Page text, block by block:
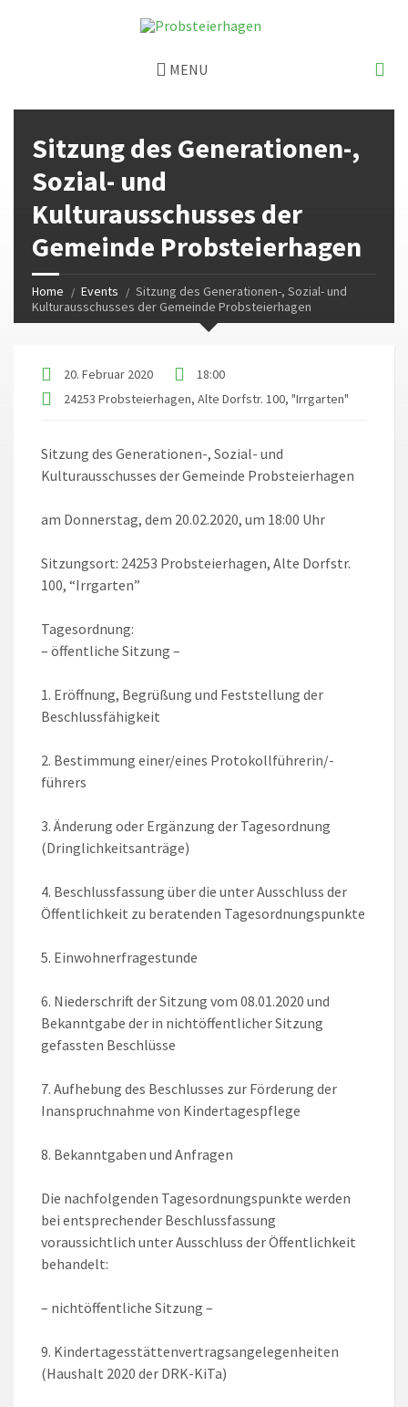
MENU
Sitzung des Generationen-,
Sozial- und
Kulturausschusses der
Gemeinde Probsteierhagen
Home Events
Sitzung des Generationen-, Sozial- und
Kulturausschusses der Gemeinde Probsteierhagen
20. Februar 2020
18:00
24253 Probsteierhagen, Alte Dorfstr. 100, "Irrgarten"
Sitzung des Generationen-, Sozial- und
Kulturausschusses der Gemeinde Probsteierhagen
am Donnerstag, dem 20.02.2020, um 18:00 Uhr
Sitzungsort: 24253 Probsteierhagen, Alte Dorfstr.
100, “Irrgarten”
Tagesordnung:
– öffentliche Sitzung –
1. Eröffnung, Begrüßung und Feststellung der
Beschlussfähigkeit
2. Bestimmung einer/eines Protokollführerin/-
führers
3. Änderung oder Ergänzung der Tagesordnung
(Dringlichkeitsanträge)
4. Beschlussfassung über die unter Ausschluss der
Öffentlichkeit zu beratenden Tagesordnungspunkte
5. Einwohnerfragestunde
6. Niederschrift der Sitzung vom 08.01.2020 und
Bekanntgabe der in nichtöffentlicher Sitzung
gefassten Beschlüsse
7. Aufhebung des Beschlusses zur Förderung der
Inanspruchnahme von Kindertagespflege
8. Bekanntgaben und Anfragen
Die nachfolgenden Tagesordnungspunkte werden
bei entsprechender Beschlussfassung
voraussichtlich unter Ausschluss der Öffentlichkeit
behandelt:
– nichtöffentliche Sitzung –
9. Kindertagesstättenvertragsangelegenheiten
(Haushalt 2020 der DRK-KiTa)